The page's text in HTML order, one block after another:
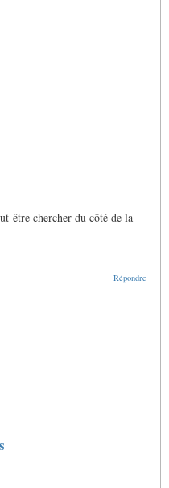
être chercher du côté de la
Répondre